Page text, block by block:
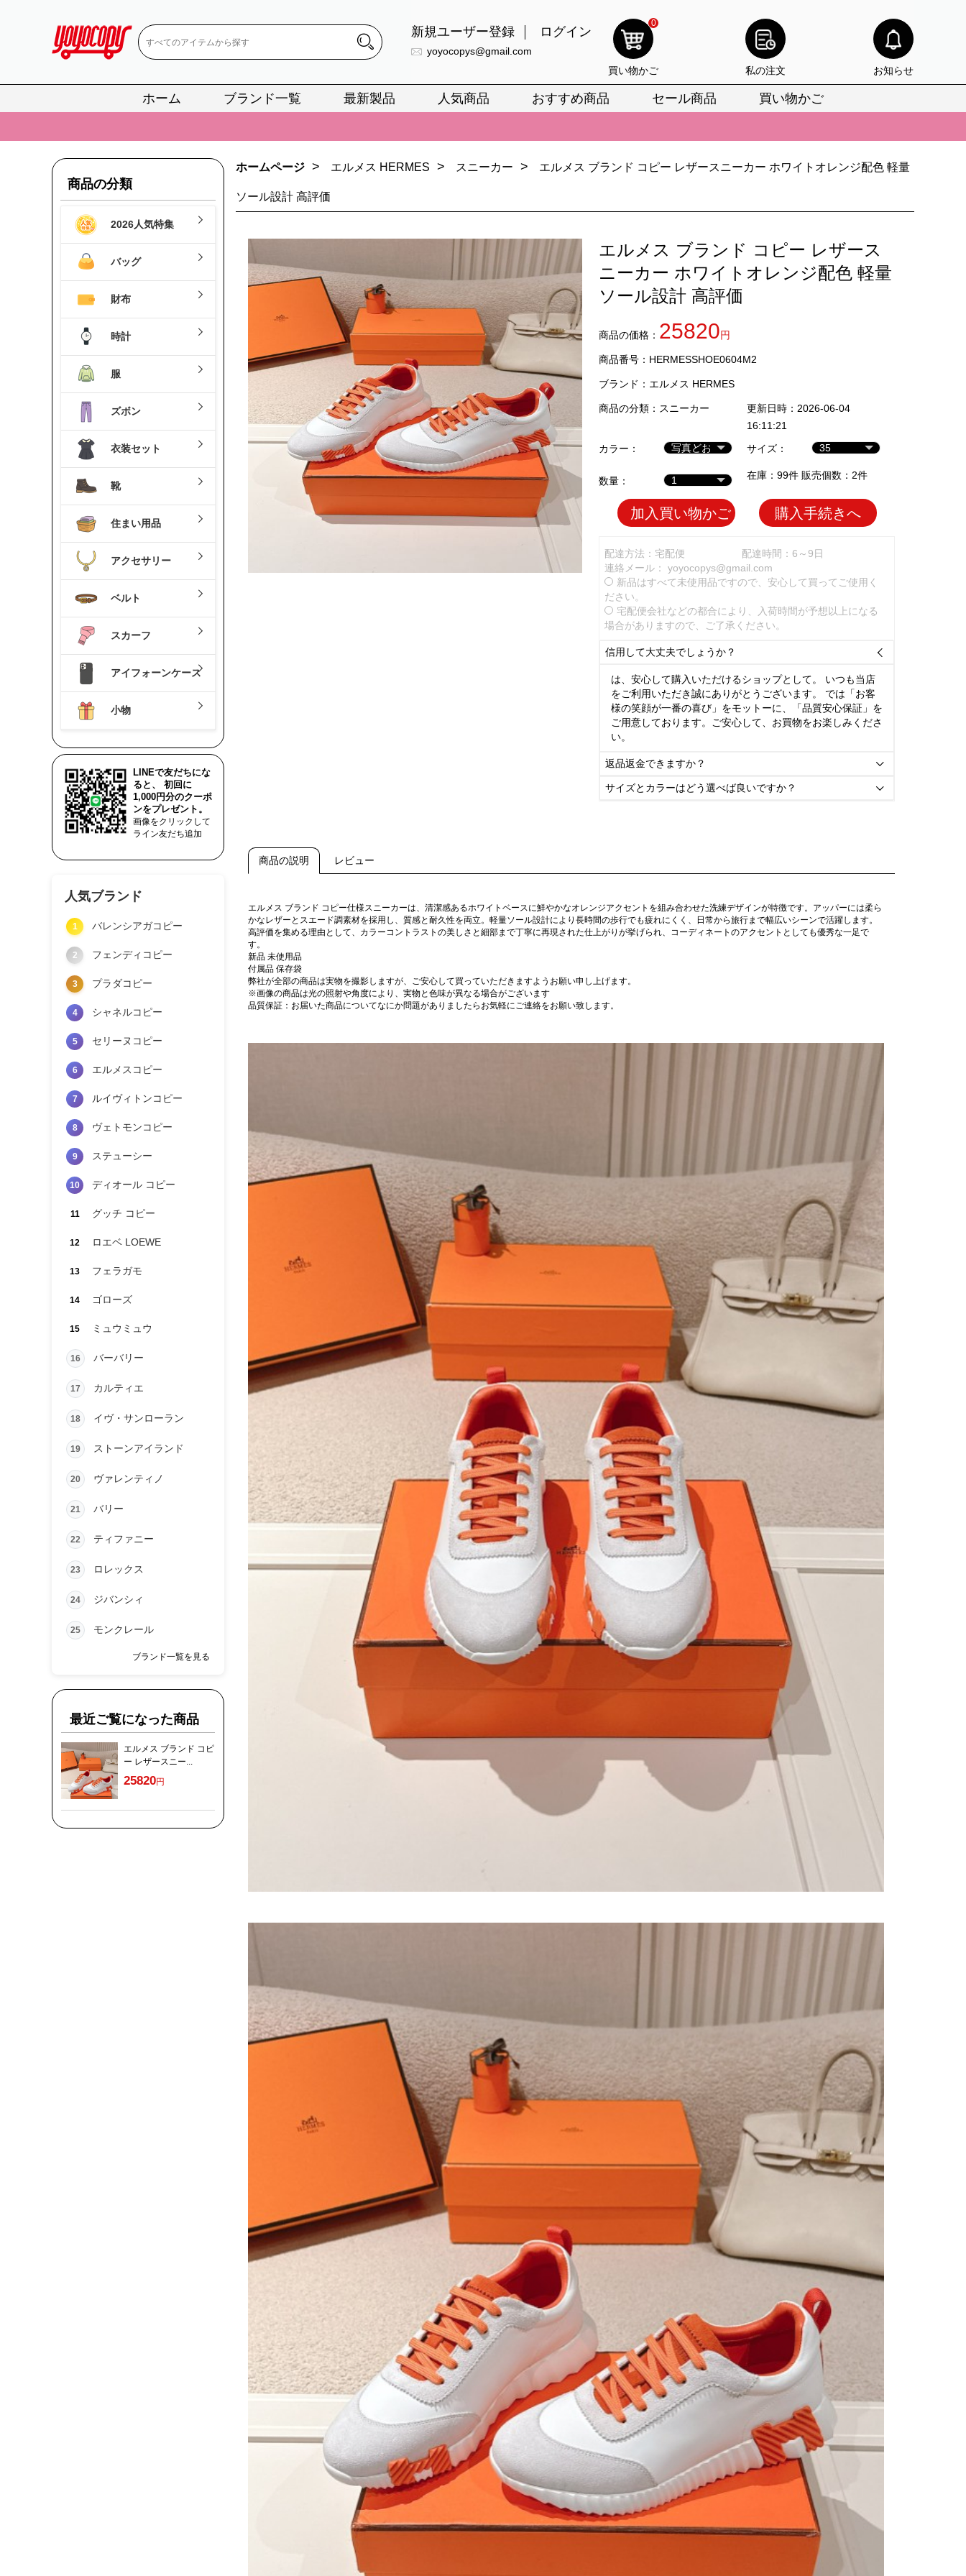
新規ユーザー登録 ログイン
yoyocopys@gmail.com
0
買い物かご 私の注文 お知らせ
ホーム ブランド一覧 最新製品 人気商品 おすすめ商品 セール商品 買い物かご
📢 当店は正真正銘のn級スーパーコピーのみ取扱い。最高品質の再現度を安心してお選びいただけます。
📢 2026春の新作続々更新中！期間中のご注文でお得な割引をご利用いただけます。
📢 新作入荷！ルイ・ヴィトンスーパーコピー バッグ最新モデルが登場。上質な仕上がりをお見逃しなく。
📢 当店は正真正銘のn級スーパーコピーのみ取扱い。最高品質の再現度を安心してお選びいただけます。
新作入荷！ルイ・ヴィトンスーパーコピー バッグ最新モデルが登場。上質な仕上がりをお見逃しなく。
商品の分類
2026人気特集
バッグ
財布
時計
服
ズボン
衣装セット
靴
住まい用品
アクセサリー
ベルト
スカーフ
アイフォーンケース
小物
LINEで友だちにな
ると、 初回に
1,000円分のクーポ
ンをプレゼント。
画像をクリックして
ライン友だち追加
人気ブランド
1 バレンシアガコピー
2 フェンディコピー
3 プラダコピー
4 シャネルコピー
5 セリーヌコピー
6 エルメスコピー
7 ルイヴィトンコピー
8 ヴェトモンコピー
9 ステューシー
10 ディオール コピー
11 グッチ コピー
12 ロエベ LOEWE
13 フェラガモ
14 ゴローズ
15 ミュウミュウ
16 バーバリー
17 カルティエ
18 イヴ・サンローラン
19 ストーンアイランド
20 ヴァレンティノ
21 バリー
22 ティファニー
23 ロレックス
24 ジバンシィ
25 モンクレール
ブランド一覧を見る
最近ご覧になった商品
エルメス ブランド コピ
ー レザースニー...
25820円
ホームページ > エルメス HERMES > スニーカー > エルメス ブランド コピー レザースニーカー ホワイトオレンジ配色 軽量
ソール設計 高評価
エルメス ブランド コピー レザース
ニーカー ホワイトオレンジ配色 軽量
ソール設計 高評価
商品の価格： 25820円
商品番号：HERMESSHOE0604M2
ブランド： エルメス HERMES
商品の分類： スニーカー
更新日時：2026-06-04
16:11:21
カラー：
サイズ：
数量： 在庫：99件 販売個数：2件
加入買い物かご 購入手続きへ
配達方法：宅配便
配達時間：6～9日
連絡メール： yoyocopys@gmail.com
新品はすべて未使用品ですので、安心して買ってご使用く
ださい。
宅配便会社などの都合により、入荷時間が予想以上になる
場合がありますので、ご了承ください。
信用して大丈夫でしょうか？ 
は、安心して購入いただけるショップとして。 いつも当店
をご利用いただき誠にありがとうございます。 では「お客
様の笑顔が一番の喜び」をモットーに、「品質安心保証」を
ご用意しております。ご安心して、お買物をお楽しみくださ
い。
返品返金できますか？ 
サイズとカラーはどう選べば良いですか？ 
商品の説明 レビュー
エルメス ブランド コピー仕様スニーカーは、清潔感あるホワイトベースに鮮やかなオレンジアクセントを組み合わせた洗練デザインが特徴です。アッパーには柔ら
かなレザーとスエード調素材を採用し、質感と耐久性を両立。軽量ソール設計により長時間の歩行でも疲れにくく、日常から旅行まで幅広いシーンで活躍します。
高評価を集める理由として、カラーコントラストの美しさと細部まで丁寧に再現された仕上がりが挙げられ、コーディネートのアクセントとしても優秀な一足で
す。
新品 未使用品
付属品 保存袋
弊社が全部の商品は実物を撮影しますが、ご安心して買っていただきますようお願い申し上げます。
※画像の商品は光の照射や角度により、実物と色味が異なる場合がございます
品質保証：お届いた商品についてなにか問題がありましたらお気軽にご連絡をお願い致します。